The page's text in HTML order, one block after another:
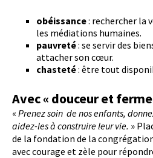
obéissance: rechercher la
les médiations humaines.
pauvreté: se servir des
attacher son cœur.
chasteté: être tout
Avec « douceur et
« Prenez soin de nos enfants,
aidez-les à construire leur vie. »
de la fondation de la
avec courage et zèle pour